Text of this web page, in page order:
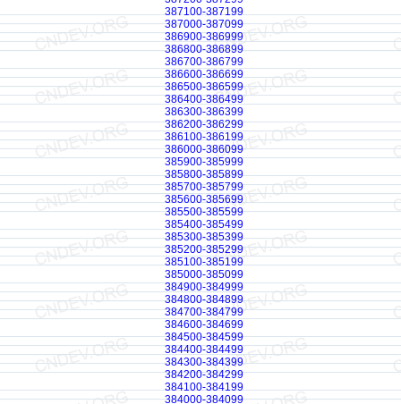
387100-387199
387000-387099
386900-386999
386800-386899
386700-386799
386600-386699
386500-386599
386400-386499
386300-386399
386200-386299
386100-386199
386000-386099
385900-385999
385800-385899
385700-385799
385600-385699
385500-385599
385400-385499
385300-385399
385200-385299
385100-385199
385000-385099
384900-384999
384800-384899
384700-384799
384600-384699
384500-384599
384400-384499
384300-384399
384200-384299
384100-384199
384000-384099